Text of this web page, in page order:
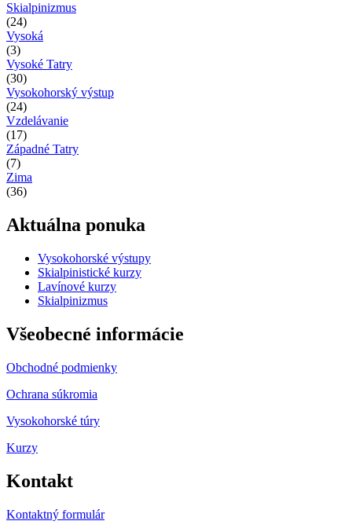
Skialpinizmus
(24)
Vysoká
(3)
Vysoké Tatry
(30)
Vysokohorský výstup
(24)
Vzdelávanie
(17)
Západné Tatry
(7)
Zima
(36)
Aktuálna ponuka
Vysokohorské výstupy
Skialpinistické kurzy
Lavínové kurzy
Skialpinizmus
Všeobecné informácie
Obchodné podmienky
Ochrana súkromia
Vysokohorské túry
Kurzy
Kontakt
Kontaktný formulár